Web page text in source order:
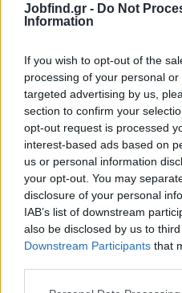
Jobfind.gr - Do Not
Information
If you wish to opt-out of the
processing of your personal
targeted advertising by us,
section to confirm your
opt-out request is processed
interest-based ads based on
us or personal information
your opt-out. You may
disclosure of your personal
IAB’s list of downstream
also be disclosed by us to
Downstream Participants that
Θέσεις εργασίας
Θέσεις Εργασίας ανά Ειδικότητα
Θέσεις Εργασίας ανά Εταιρεία
Κέντρο Βοήθειας